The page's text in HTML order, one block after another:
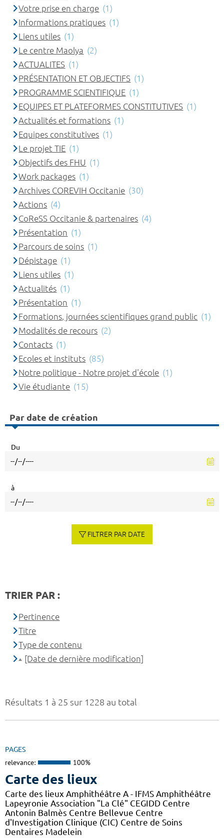
Résultats 1 à 25 sur 1228 au total
PAGES
relevance: 100%
Carte des lieux
Carte des lieux Amphithéâtre A - IFMS Amphithéâtre
Lapeyronie Association "La Clé" CEGIDD Centre
Antonin Balmès Centre Bellevue Centre
d'Investigation Clinique (CIC) Centre de Soins
Dentaires Madelein
Votre prise en charge (1)
Informations pratiques (1)
Liens utiles (1)
Le centre Maolya (2)
ACTUALITES (1)
PRÉSENTATION ET OBJECTIFS (1)
PROGRAMME SCIENTIFIQUE (1)
EQUIPES ET PLATEFORMES CONSTITUTIVES (1)
Actualités et formations (1)
Equipes constitutives (1)
Le projet TIE (1)
Objectifs des FHU (1)
Work packages (1)
Archives COREVIH Occitanie (30)
Actions (4)
CoReSS Occitanie & partenaires (4)
Présentation (1)
Parcours de soins (1)
Dépistage (1)
Liens utiles (1)
Actualités (1)
Présentation (1)
Formations, journées scientifiques grand public (1)
Modalités de recours (2)
Contacts (1)
Ecoles et instituts (85)
Notre politique - Notre projet d'école (1)
Vie étudiante (15)
Par date de création
Du
à
FILTRER PAR DATE
TRIER PAR :
Pertinence
Titre
Type de contenu
[Date de dernière modification]